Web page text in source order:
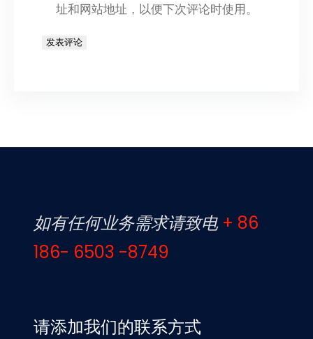
址和网站地址，以便下次评论时使用。
如有任何业务需求请致电 + 86
186- 6503 -8749
请添加我们的联系方式